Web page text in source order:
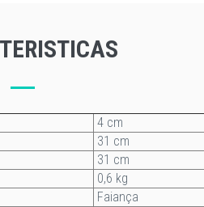
4 cm
31 cm
31 cm
0,6 kg
Faiança